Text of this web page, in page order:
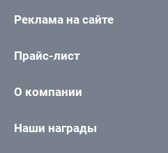
Реклама на сайте
Прайс-лист
О компании
Наши награды